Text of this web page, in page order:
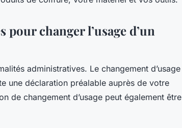
changer l’usage d’un
administratives. Le changement d’usage
une déclaration préalable auprès de votre
de changement d’usage peut également être